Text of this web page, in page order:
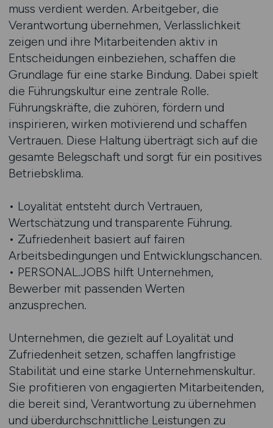
muss verdient werden. Arbeitgeber, die
Verantwortung übernehmen, Verlässlichkeit
zeigen und ihre Mitarbeitenden aktiv in
Entscheidungen einbeziehen, schaffen die
Grundlage für eine starke Bindung. Dabei spielt
die Führungskultur eine zentrale Rolle.
Führungskräfte, die zuhören, fördern und
inspirieren, wirken motivierend und schaffen
Vertrauen. Diese Haltung überträgt sich auf die
gesamte Belegschaft und sorgt für ein positives
Betriebsklima.
• Loyalität entsteht durch Vertrauen,
Wertschätzung und transparente Führung.
• Zufriedenheit basiert auf fairen
Arbeitsbedingungen und Entwicklungschancen.
• PERSONAL.JOBS hilft Unternehmen,
Bewerber mit passenden Werten
anzusprechen.
Unternehmen, die gezielt auf Loyalität und
Zufriedenheit setzen, schaffen langfristige
Stabilität und eine starke Unternehmenskultur.
Sie profitieren von engagierten Mitarbeitenden,
die bereit sind, Verantwortung zu übernehmen
und überdurchschnittliche Leistungen zu